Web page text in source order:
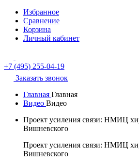
Избранное
Сравнение
Корзина
Личный кабинет
+7 (495) 255-04-19
Заказать звонок
Главная Главная
Видео Видео
Проект усиления связи: НМИЦ
Вишневского
Проект усиления связи: НМИЦ
Вишневского